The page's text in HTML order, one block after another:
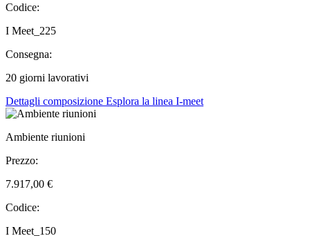
Codice:
I Meet_225
Consegna:
20 giorni lavorativi
Dettagli composizione Esplora la linea I-meet
Ambiente riunioni
Prezzo:
7.917,00 €
Codice:
I Meet_150